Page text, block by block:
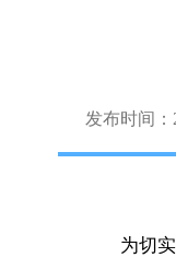
发布时间：
为切